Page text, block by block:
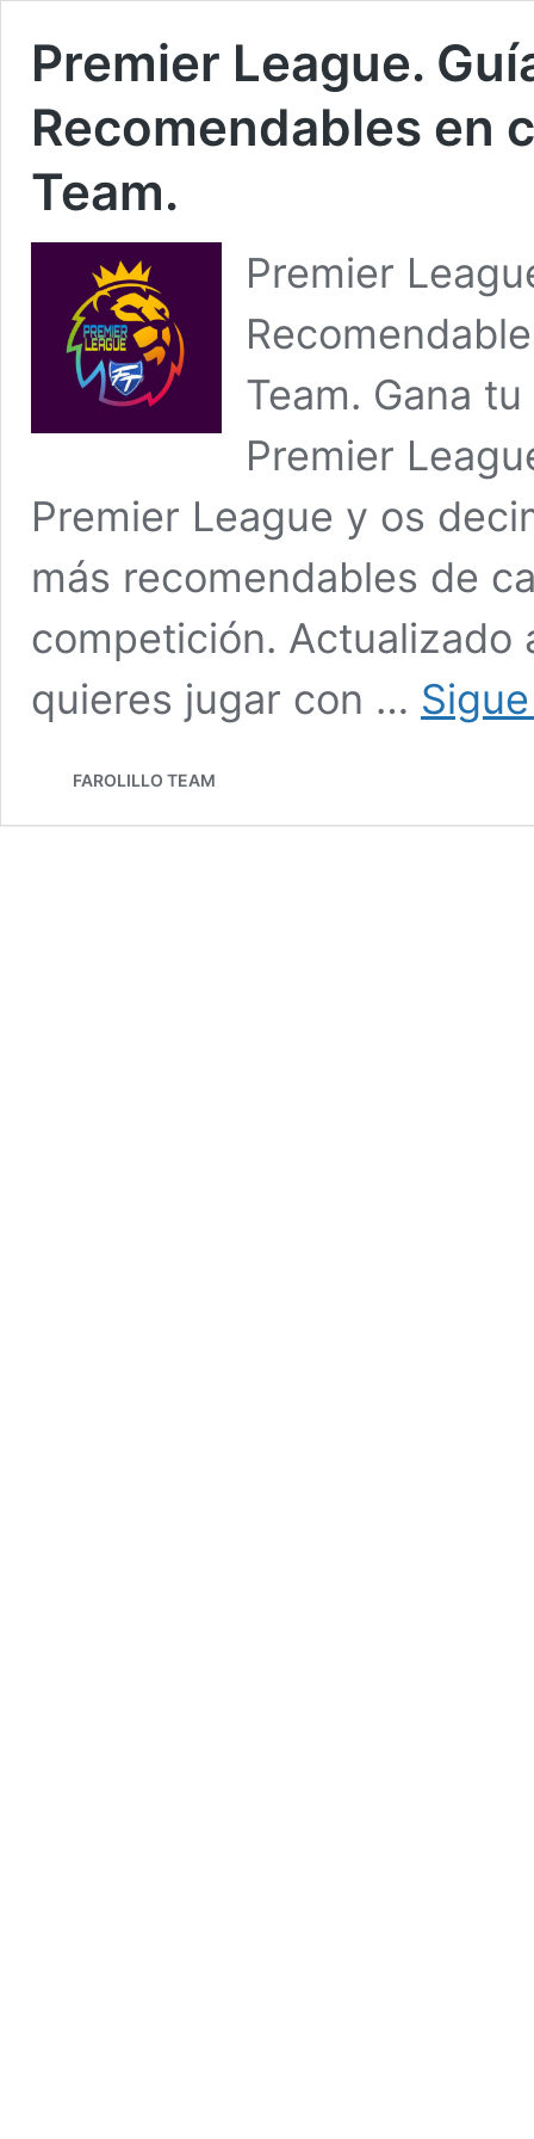
Premier League.
Recomendables en
Team.
Premier
Team. Gana
Premier
Premier League y os
más recomendables de
competición. Actualizado
quieres jugar con …
FAROLILLO TEAM